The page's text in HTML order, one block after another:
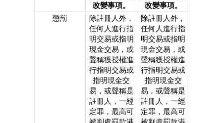
改變事項。
改變事項。
懲罰
除註冊人外，
任何人進行指
明交易或指明
現金交易，或
聲稱獲授權進
行指明交易或
指明現金交
易，或聲稱是
註冊人，一經
定罪，最高可
除註冊人外，
任何人進行指
明交易或指明
現金交易，或
聲稱獲授權進
行指明交易或
指明現金交
易，或聲稱是
註冊人，一經
定罪，最高可